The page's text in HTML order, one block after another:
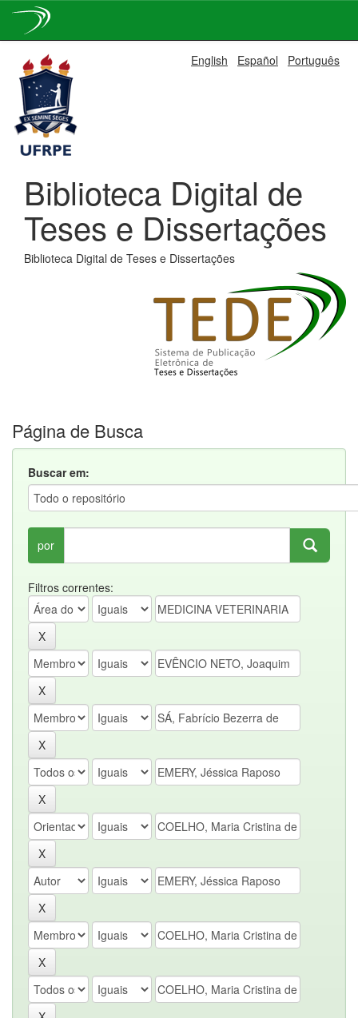
navigation
English Español Português
Biblioteca Digital de
Teses e Dissertações
Biblioteca Digital de Teses e Dissertações
Página de Busca
Buscar em:
por
Filtros correntes: